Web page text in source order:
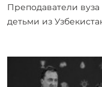
Преподаватели вуза
детьми из